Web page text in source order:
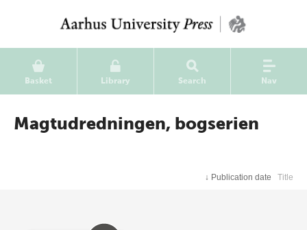
Basket Library Search Nav
Magtudredningen, bogserien
↓ Publication date Title